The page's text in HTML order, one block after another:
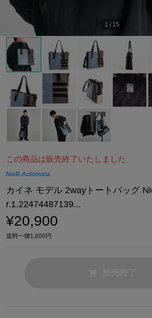
1 / 15
この商品は販売終了いたしました
NieR:Automata
カイネ モデル 2wayトートバッグ
r.1.22474487139...
¥20,900
送料一律1,000円